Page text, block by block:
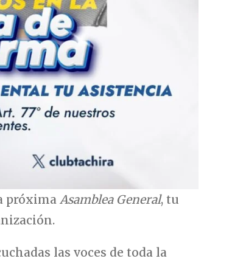
próxima Asamblea General, tu
las voces de toda la